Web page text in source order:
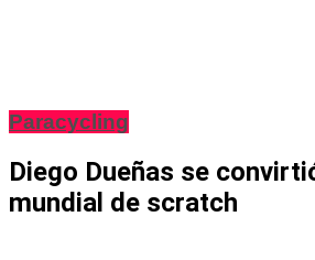
Paracycling
Diego Dueñas se
mundial de scratch